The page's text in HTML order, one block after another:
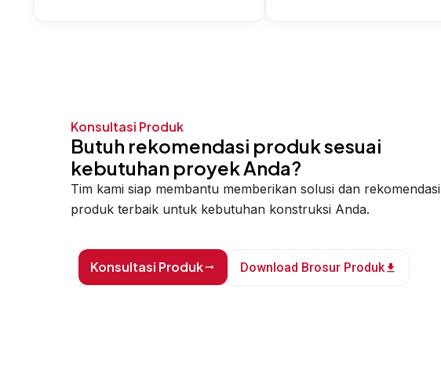
Konsultasi Produk
Butuh rekomendasi produk sesuai
kebutuhan proyek Anda?
Tim kami siap membantu memberikan solusi dan rekomendasi
produk terbaik untuk kebutuhan konstruksi Anda.
Konsultasi Produk Download Brosur Produk